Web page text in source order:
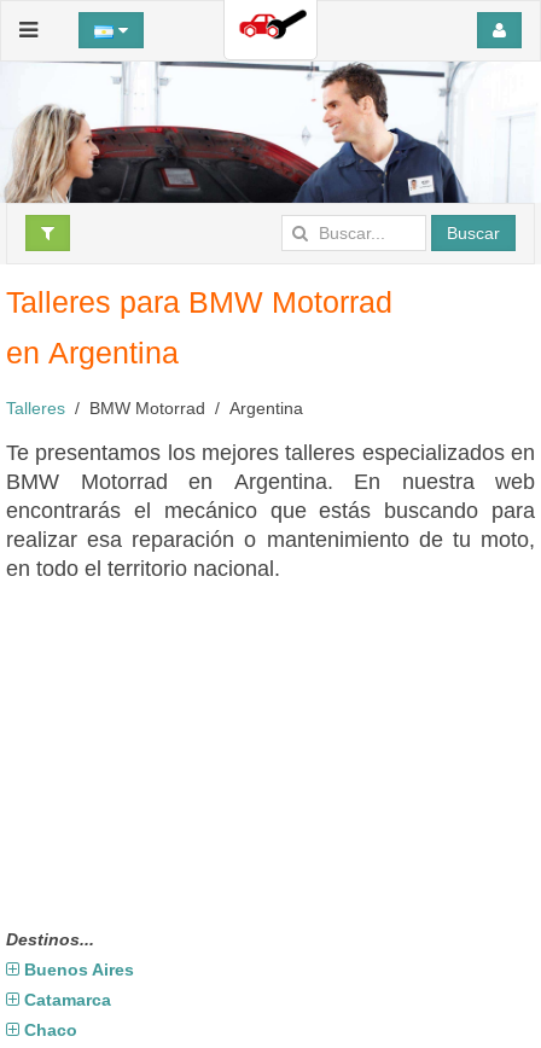
Buscar
Talleres para BMW Motorrad
en Argentina
Talleres BMW Motorrad Argentina
Te presentamos los mejores talleres especializados en
BMW Motorrad en Argentina. En nuestra web
encontrarás el mecánico que estás buscando para
realizar esa reparación o mantenimiento de tu moto,
en todo el territorio nacional.
Destinos...
Buenos Aires
Catamarca
Chaco